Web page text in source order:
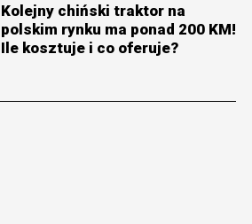
Kolejny chiński traktor na
polskim rynku ma ponad 200 KM!
Ile kosztuje i co oferuje?